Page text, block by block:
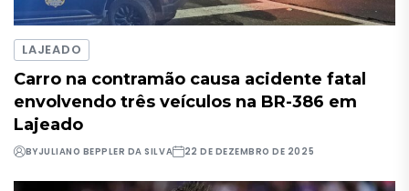
LAJEADO
Carro na contramão causa acidente fatal
envolvendo três veículos na BR-386 em
Lajeado
BYJULIANO BEPPLER DA SILVA 22 DE DEZEMBRO DE 2025